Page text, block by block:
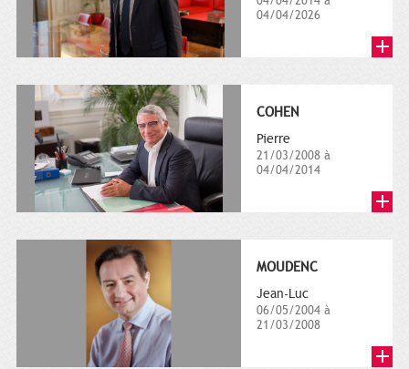
04/04/2026
COHEN
Pierre
21/03/2008 à
04/04/2014
MOUDENC
Jean-Luc
06/05/2004 à
21/03/2008